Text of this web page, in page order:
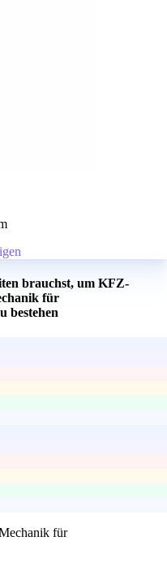
brauchst, um KFZ-
für
bestehen
für